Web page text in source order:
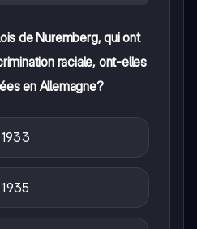
de Nuremberg, qui ont
raciale, ont-elles
en Allemagne?
1933
1935